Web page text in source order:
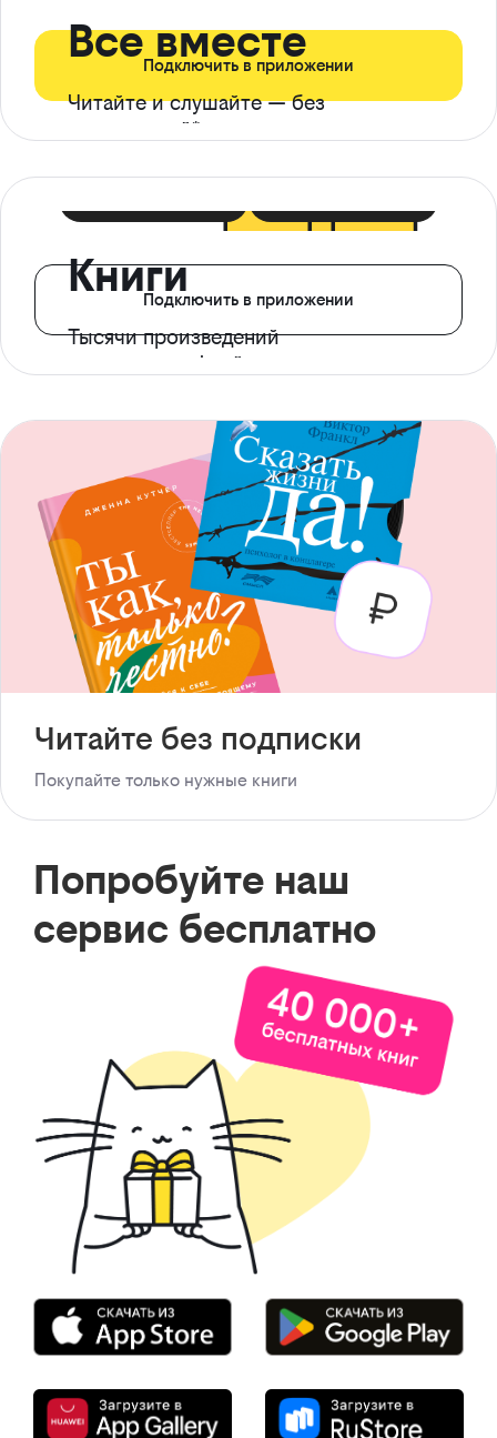
Все вместе
Читайте и слушайте — без
ограничений*
Подключить в приложении
Книги
Тысячи произведений
с доступом офлайн
Подключить в приложении
Читайте без подписки
Покупайте только нужные книги
Попробуйте наш
сервис бесплатно